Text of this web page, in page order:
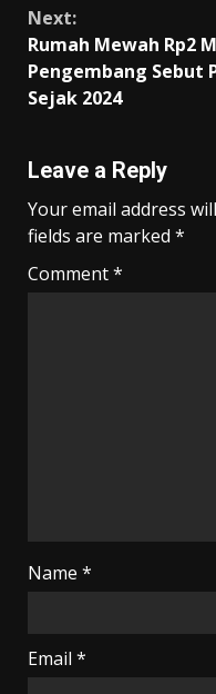
o
k
p
p
Next:
Rumah Mewah Rp2
Pengembang Sebut
Sejak 2024
Leave a Reply
Your email address
fields are marked *
Comment*
Name *
Email *